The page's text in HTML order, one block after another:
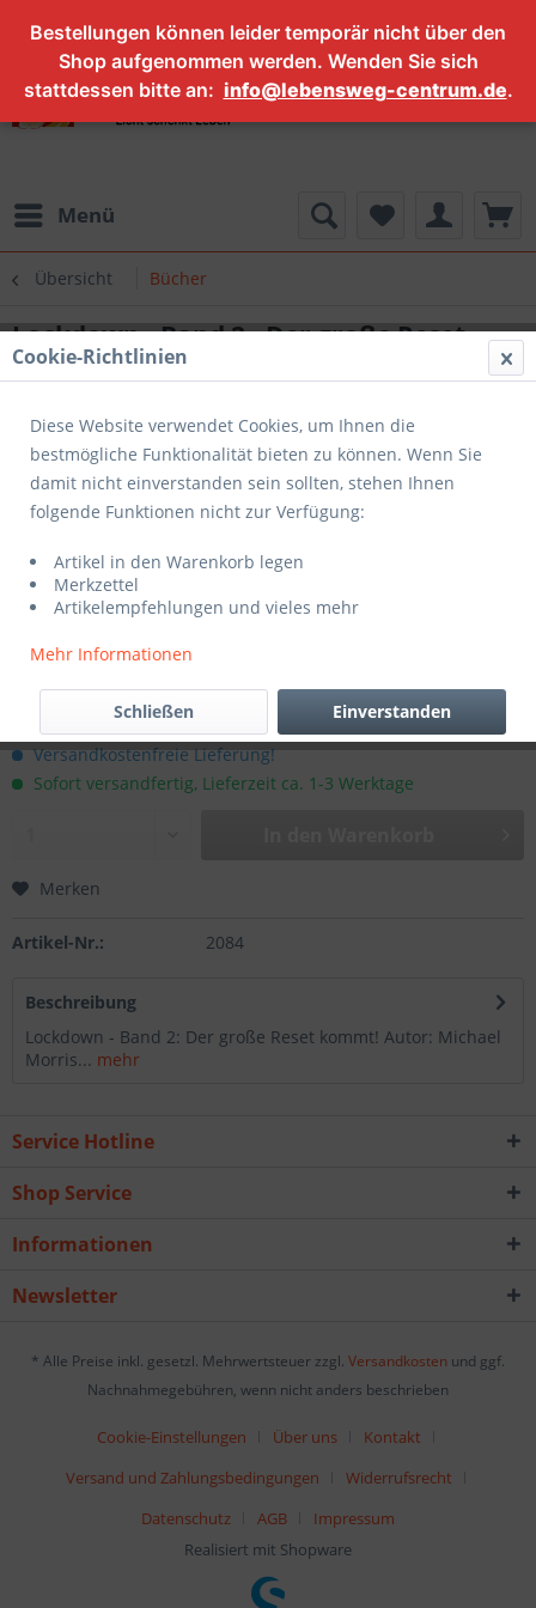
Bestellungen können leider temporär nicht über den
Shop aufgenommen werden. Wenden Sie sich
stattdessen bitte an: info@lebensweg-centrum.de.
Menü
Übersicht Bücher
Lockdown - Band 2 - Der große Reset
kommt!
21,00 € *
Versandkostenfreie Lieferung!
Sofort versandfertig, Lieferzeit ca. 1-3 Werktage
Merken
Artikel-Nr.: 2084
Beschreibung
Lockdown - Band 2: Der große Reset kommt! Autor: Michael
Morris... mehr
Service Hotline
Shop Service
Informationen
Newsletter
* Alle Preise inkl. gesetzl. Mehrwertsteuer zzgl. Versandkosten und ggf.
Nachnahmegebühren, wenn nicht anders beschrieben
Cookie-Einstellungen Über uns
Kontakt
Versand und Zahlungsbedingungen
Widerrufsrecht
Datenschutz
AGB
Impressum
Realisiert mit Shopware
Cookie-Richtlinien
Diese Website verwendet Cookies, um Ihnen die
bestmögliche Funktionalität bieten zu können. Wenn Sie
damit nicht einverstanden sein sollten, stehen Ihnen
folgende Funktionen nicht zur Verfügung:
Artikel in den Warenkorb legen
Merkzettel
Artikelempfehlungen und vieles mehr
Mehr Informationen
Einverstanden
Schließen